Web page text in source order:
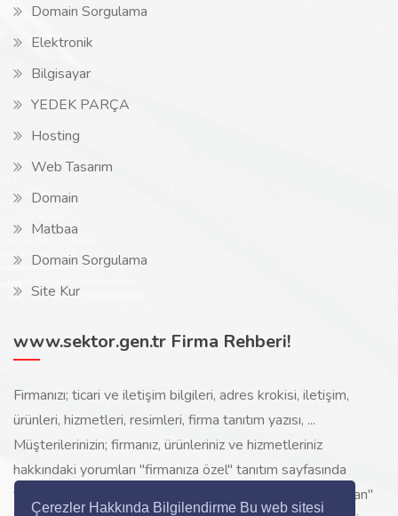
Çerezler Hakkında Bilgilendirme Bu web sitesi
Domain Sorgulama
Elektronik
Bilgisayar
YEDEK PARÇA
Hosting
Web Tasarım
Domain
Matbaa
Domain Sorgulama
Site Kur
www.sektor.gen.tr Firma Rehberi!
Firmanızı; ticari ve iletişim bilgileri, adres krokisi, iletişim,
ürünleri, hizmetleri, resimleri, firma tanıtım yazısı, ...
Müşterilerinizin; firmanız, ürünleriniz ve hizmetleriniz
hakkındaki yorumları "firmanıza özel" tanıtım sayfasında
toplanarak ürünlerinizi, hizmetlerinizi, internette "sizi arayan"